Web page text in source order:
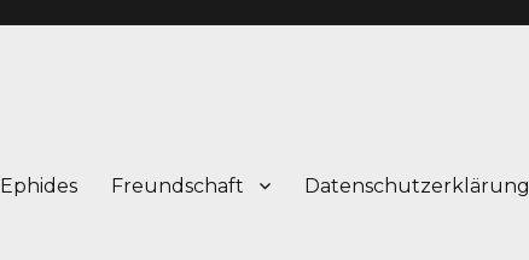
Ephides Freundschaft Datenschutzerklärung